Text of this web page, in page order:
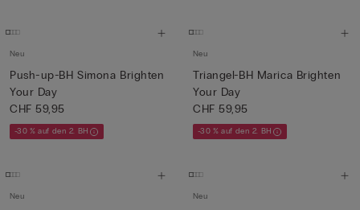
Neu
Push-up-BH Simona Brighten
Your Day
CHF 59,95
-30 % auf den 2. BH
Neu
Triangel-BH Marica Brighten
Your Day
CHF 59,95
-30 % auf den 2. BH
Neu Neu